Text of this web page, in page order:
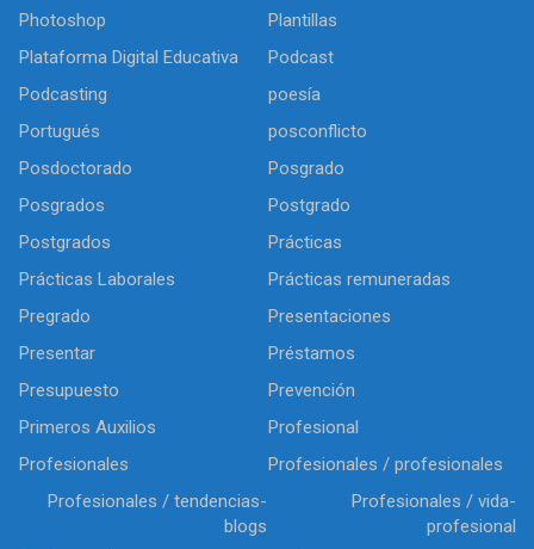
Photoshop
Plantillas
Plataforma Digital Educativa
Podcast
Podcasting
poesía
Portugués
posconflicto
Posdoctorado
Posgrado
Posgrados
Postgrado
Postgrados
Prácticas
Prácticas Laborales
Prácticas remuneradas
Pregrado
Presentaciones
Presentar
Préstamos
Presupuesto
Prevención
Primeros Auxilios
Profesional
Profesionales
Profesionales / profesionales
Profesionales / tendencias-
blogs
Profesionales / vida-
profesional